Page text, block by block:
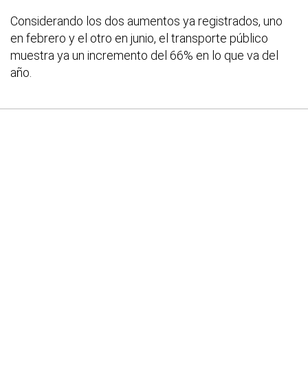
Considerando los dos aumentos ya registrados, uno
en febrero y el otro en junio, el transporte público
muestra ya un incremento del 66% en lo que va del
año.